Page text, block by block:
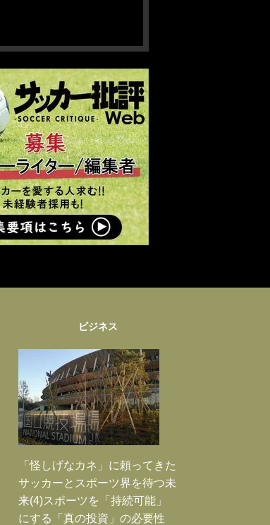
ビジネス
「怪しげなカネ」に頼ってきた
サッカーとスポーツ界を待つ未
来(4)スポーツを「持続可能」
にする「真の投資」の必要性